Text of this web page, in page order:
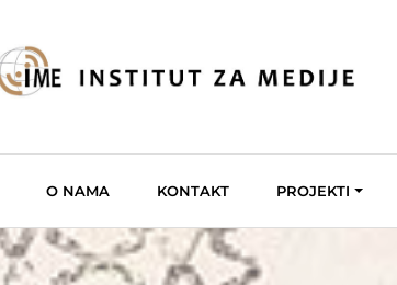
O NAMA KONTAKT PROJEKTI